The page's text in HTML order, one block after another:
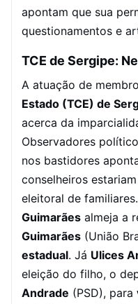
apontam que sua
questionamentos e
TCE de Sergipe:
A atuação de
Estado (TCE) de
acerca da
Observadores
nos bastidores
conselheiros
eleitoral de
Guimarães almeja a
Guimarães (União
estadual. Já Ulices
eleição do filho, o
Andrade (PSD), para